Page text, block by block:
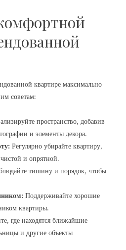
квартире максимально
советам:
пространство, добавив
и элементы декора.
Регулярно убирайте квартиру,
и опрятной.
тишину и порядок, чтобы
Поддерживайте хорошие
квартиры.
где находятся ближайшие
и другие объекты